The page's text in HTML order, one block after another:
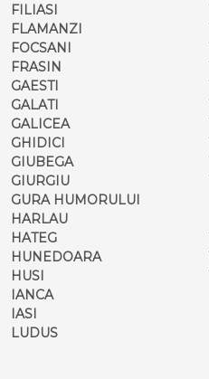
FILIASI
FLAMANZI
FOCSANI
FRASIN
GAESTI
GALATI
GALICEA
GHIDICI
GIUBEGA
GIURGIU
GURA HUMORULUI
HARLAU
HATEG
HUNEDOARA
HUSI
IANCA
IASI
LUDUS